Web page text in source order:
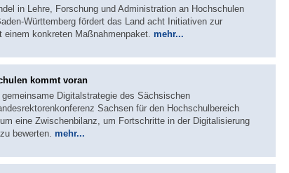
in Lehre, Forschung und Administration an Hochschulen
Württemberg fördert das Land acht Initiativen zur
einem konkreten Maßnahmenpaket. mehr...
kommt voran
Digitalstrategie des Sächsischen
Sachsen für den Hochschulbereich
eine Zwischenbilanz, um Fortschritte in der Digitalisierung
bewerten. mehr...